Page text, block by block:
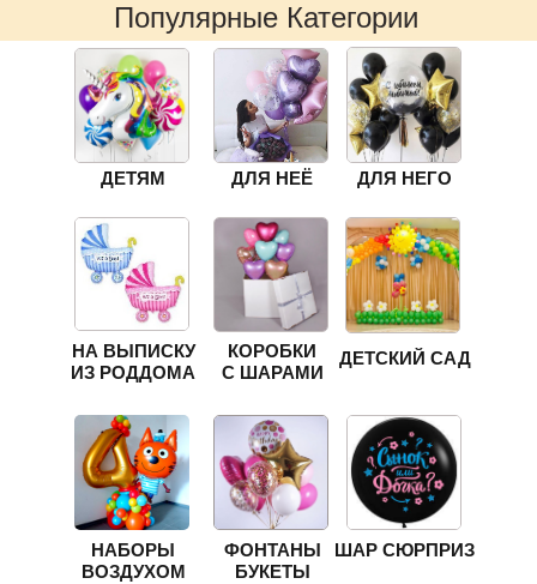
Популярные Категории
ФОНТАНЫ
БУКЕТЫ
ДЛЯ НЕЁ ДЛЯ НЕГО
ДЕТЯМ
НА ВЫПИСКУ
ИЗ РОДДОМА
ШАР СЮРПРИЗ
КОРОБКИ
С ШАРАМИ
НАБОРЫ
ВОЗДУХОМ
ДЕТСКИЙ САД